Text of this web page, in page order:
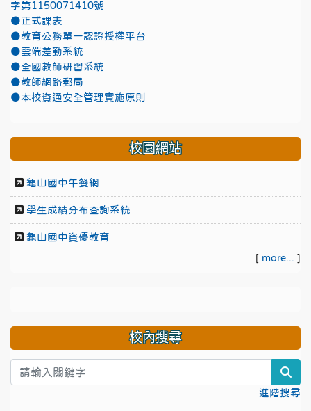
字第1150071410號
●正式課表
●教育公務單一認證授權平台
●雲端差勤系統
●全國教師研習系統
●教師網路郵局
●本校資通安全管理實施原則
校園網站
龜山國中午餐網
學生成績分布查詢系統
龜山國中資優教育
[ more... ]
校內搜尋
進階搜尋